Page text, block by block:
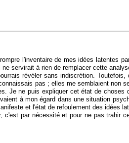
l'inventaire de mes idées latentes
servirait à rien de remplacer cette
révéler sans indiscrétion.
pas ; elles me semblaient non
Je ne puis expliquer cet état de
à mon égard dans une situation
et l'état de refoulement des idées
par nécessité et pour ne pas trahir